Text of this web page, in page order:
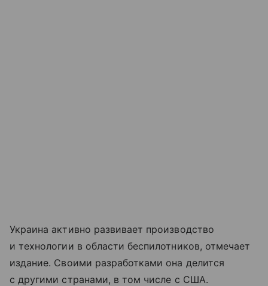
Украина активно развивает производство
и технологии в области беспилотников, отмечает
издание. Своими разработками она делится
с другими странами, в том числе с США.